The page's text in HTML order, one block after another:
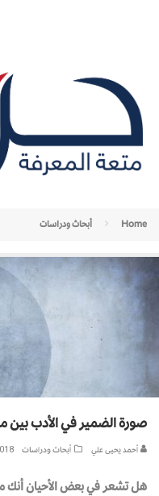
Home أبحاث ودراسات
صورة الضمير في الأدب
أحمد يحيى علي أبحاث ودراسات
هل تشعر في بعض الأحيان أنك